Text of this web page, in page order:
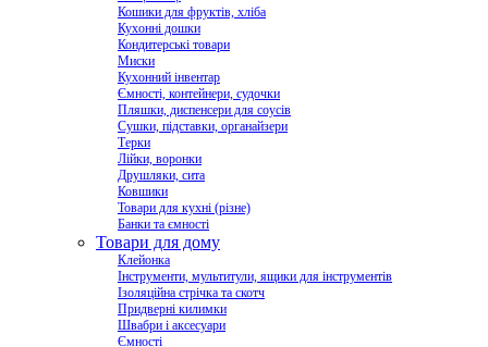
Кошики для фруктів, хліба
Кухонні дошки
Кондитерські товари
Миски
Кухонний інвентар
Ємності, контейнери, судочки
Пляшки, диспенсери для соусів
Сушки, підставки, органайзери
Терки
Лійки, воронки
Друшляки, сита
Ковшики
Товари для кухні (різне)
Банки та ємності
Товари для дому
Клейонка
Інструменти, мультитули, ящики для інструментів
Ізоляційна стрічка та скотч
Придверні килимки
Швабри і аксесуари
Ємності